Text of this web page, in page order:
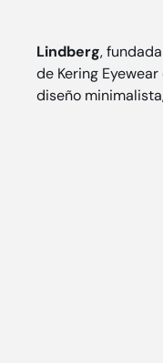
Lindberg,
de Kering
diseño